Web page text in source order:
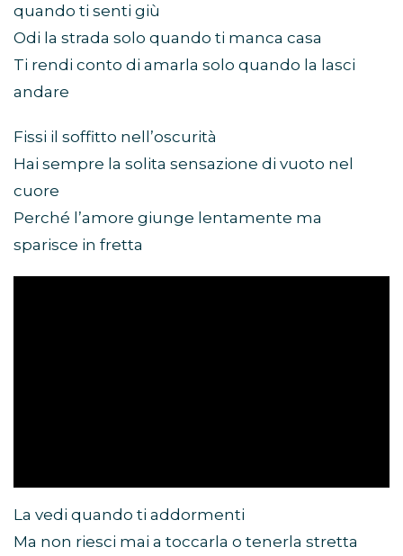
quando ti senti giù
Odi la strada solo quando ti manca casa
Ti rendi conto di amarla solo quando la lasci
andare
Fissi il soffitto nell’oscurità
Hai sempre la solita sensazione di vuoto nel
cuore
Perché l’amore giunge lentamente ma
sparisce in fretta
La vedi quando ti addormenti
Ma non riesci mai a toccarla o tenerla stretta